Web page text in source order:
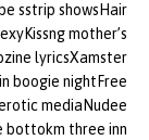
sstrip showsHair
mother’s
lyricsXamster
boogie nightFree
mediaNudee
bottokm three inn